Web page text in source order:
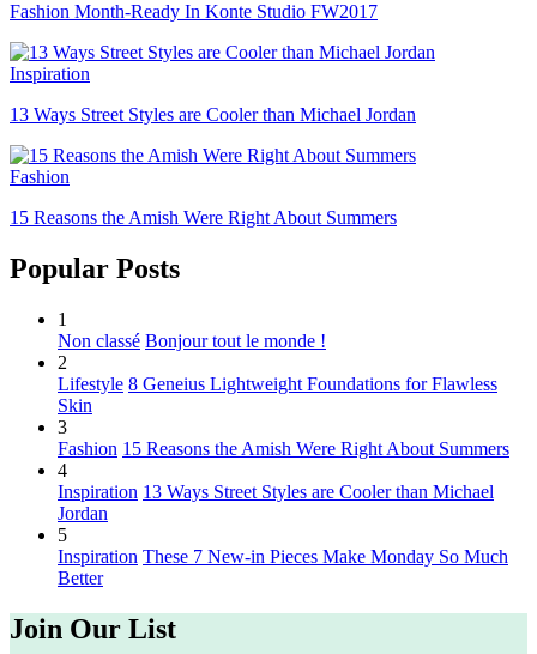
Fashion Month-Ready In Konte Studio FW2017
Inspiration
13 Ways Street Styles are Cooler than Michael Jordan
Fashion
15 Reasons the Amish Were Right About Summers
Popular Posts
1
Non classé Bonjour tout le monde !
2
Lifestyle 8 Geneius Lightweight Foundations for Flawless
Skin
3
Fashion 15 Reasons the Amish Were Right About Summers
4
Inspiration 13 Ways Street Styles are Cooler than Michael
Jordan
5
Inspiration These 7 New-in Pieces Make Monday So Much
Better
Join Our List